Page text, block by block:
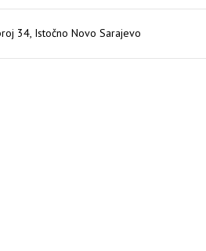
34, Istočno Novo Sarajevo